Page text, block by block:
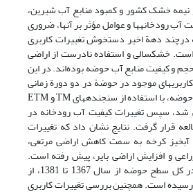
خشک کشور و کمبود منابع آب شیرین،
رودخانه‏ها و عوامل مؤثر بر آنها، ضروری
دهة اخیر دستخوش تغییرات کاربری
خشکسالی و استفاده نادرست از اراضی
و کیفیت منابع آب حوضه بوده‌اند. در این
موجود در حوضة در دو دورة زمانی
1367 و 1381 در پنج زیرحوضه، با استفاده از سنجنده‏های TM و ETM
شد، سپس تغییرات کیفیت آب رودخانه در
مطالعه قرار گرفت. نتایج نشان داد که تغییرات
آبخیز کرخه به سمت کاهش اراضی مرتعی،
و افزایش اراضی بایر، پیش رفته است.
مساحت اراضی شهری در کل سطح حوضه از سال 1367 تا 1381، از
هکتار رسیده است. همچنین بررسی تغییرات کاربری